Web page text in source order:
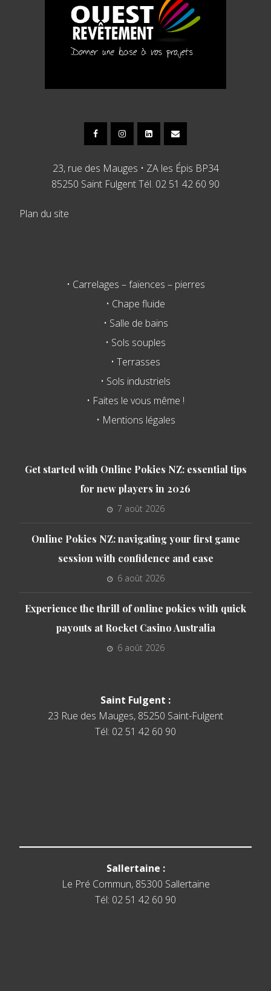
23, rue des Mauges • ZA les Épis BP34
85250 Saint Fulgent Tél. 02 51 42 60 90
Plan du site
• Carrelages – faïences – pierres
• Chape fluide
• Salle de bains
• Sols souples
• Terrasses
• Sols industriels
• Faites le vous même !
• Mentions légales
Get started with Online Pokies NZ: essential tips
for new players in 2026
7 août 2026
Online Pokies NZ: navigating your first game
session with confidence and ease
6 août 2026
Experience the thrill of online pokies with quick
payouts at Rocket Casino Australia
6 août 2026
Saint Fulgent :
23 Rue des Mauges, 85250 Saint-Fulgent
Tél: 02 51 42 60 90
Sallertaine :
Le Pré Commun, 85300 Sallertaine
Tél: 02 51 42 60 90